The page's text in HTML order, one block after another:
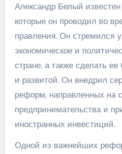
Александр Белый
которые он проводил во
правления. Он стремился
экономическое и
стране, а также сделать
и развитой. Он внедрил
реформ, направленных на
предпринимательства и
иностранных инвестиций.
Одной из важнейших